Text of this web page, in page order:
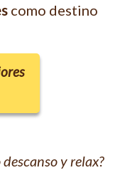
como destino
y relax?